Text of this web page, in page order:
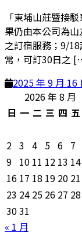
「東埔山莊暨接
果仍由本公司為
之訂宿服務；9/
常，可訂30日之
2025 年 9 月 16
2026 年 8 月
日 一 二 三 四 五
2 3 4 5 6 7
9 10 11 12 13 14
16 17 18 19 20 21
23 24 25 26 27 28
3031
« 1 月